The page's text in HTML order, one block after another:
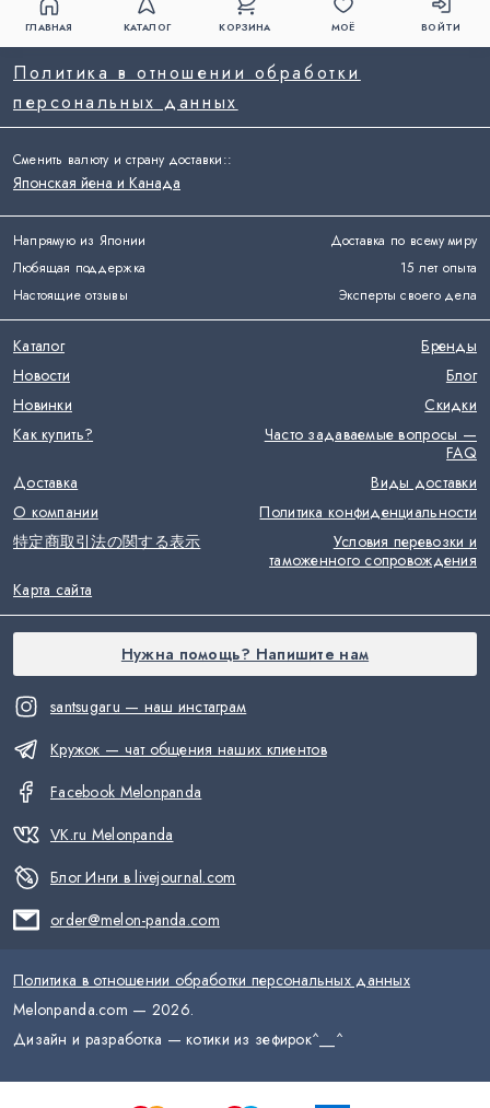
ГЛАВНАЯ КАТАЛОГ КОРЗИНА МОЁ ВОЙТИ
Напрямую из Японии
Доставка по всему миру
Любящая поддержка
15 лет опыта
Настоящие отзывы
Эксперты своего дела
santsugaru — наш инстаграм
Кружок — чат общения наших клиентов
Facebook Melonpanda
VK.ru Melonpanda
Блог Инги в livejournal.com
order@melon-panda.com
Политика в отношении обработки
персональных данных
Каталог
Бренды
Новости
Блог
Новинки
Скидки
Как купить?
Часто задаваемые вопросы —
FAQ
Доставка
Виды доставки
О компании
Политика конфиденциальности
特定商取引法の関する表示
Условия перевозки и
таможенного сопровождения
Карта сайта
Сменить валюту и страну доставки::
Японская йена и Канада
Нужна помощь? Напишите нам
Политика в отношении обработки персональных данных
Melonpanda.com — 2026.
Дизайн и разработка — котики из зефирок^__^